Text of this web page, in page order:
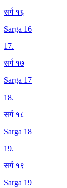
सर्ग १६
Sarga 16
17.
सर्ग १७
Sarga 17
18.
सर्ग १८
Sarga 18
19.
सर्ग १९
Sarga 19